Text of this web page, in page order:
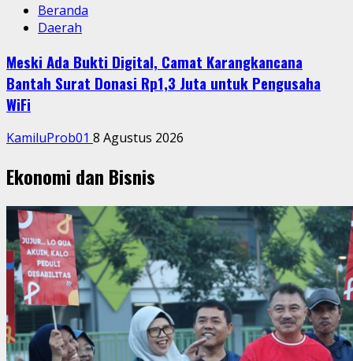
Beranda
Daerah
Meski Ada Bukti Digital, Camat Karangkancana
Bantah Surat Donasi Rp1,3 Juta untuk Pengusaha
WiFi
KamiluProb01 8 Agustus 2026
Ekonomi dan Bisnis